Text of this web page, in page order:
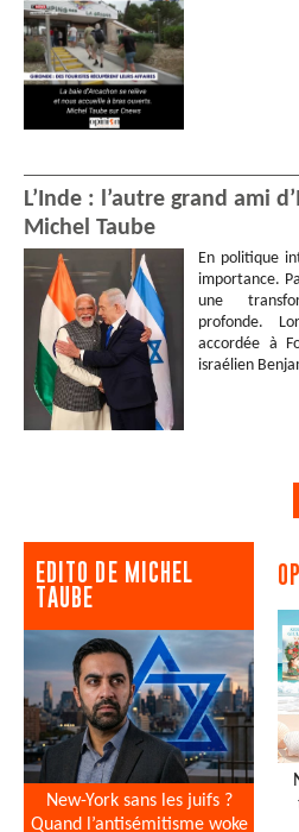
L’Inde : l’autre grand ami
Michel Taube
En politique
importance.
une
profonde.
accordée à
israélien
EDITO DE MICHEL
TAUBE
New-York sans les juifs ?
Quand l’antisémitisme woke